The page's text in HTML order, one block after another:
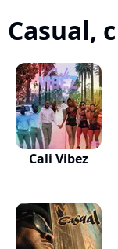
Casual,
Cali Vibez